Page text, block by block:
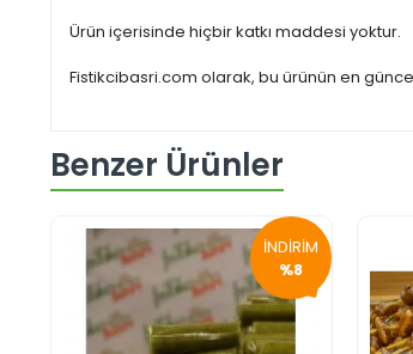
Ürün içerisinde hiçbir katkı maddesi yoktur.
Fistikcibasri.com olarak, bu ürünün en
Benzer Ürünler
İNDİRİM
%8